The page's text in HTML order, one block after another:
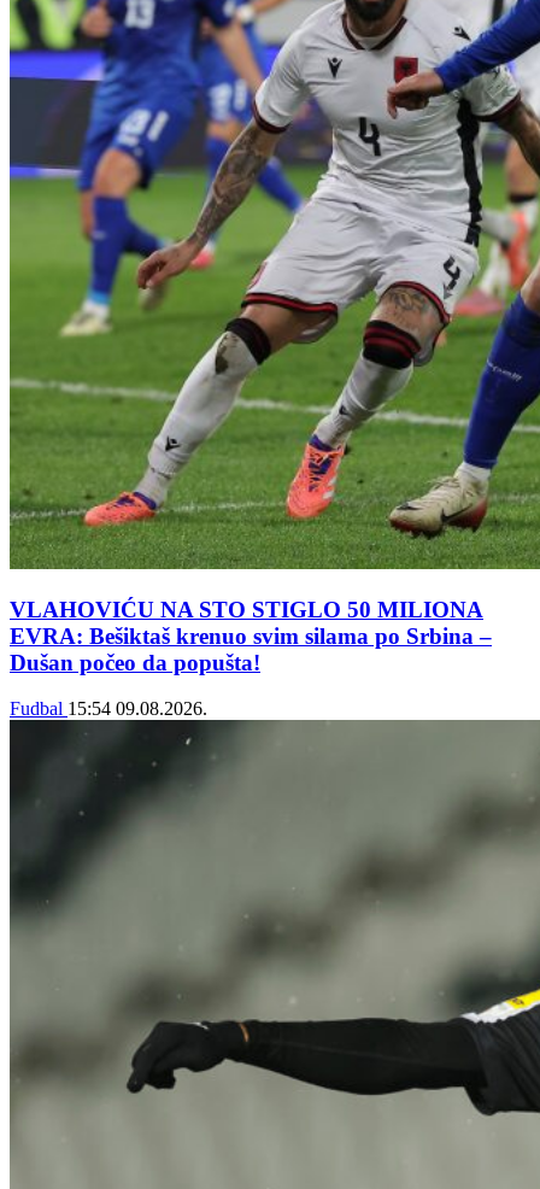
VLAHOVIĆU NA STO STIGLO 50 MILIONA
EVRA: Bešiktaš krenuo svim silama po Srbina –
Dušan počeo da popušta!
Fudbal 15:54 09.08.2026.